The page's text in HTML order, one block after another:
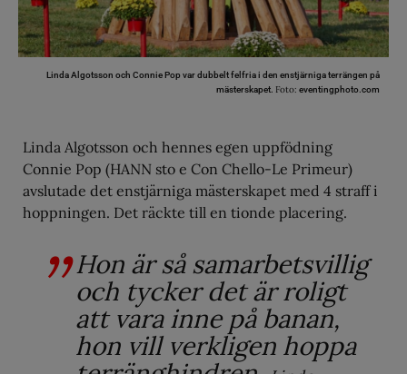
Linda Algotsson och Connie Pop var dubbelt felfria i den enstjärniga terrängen på
mästerskapet. Foto: eventingphoto.com
Linda Algotsson och hennes egen uppfödning
Connie Pop (HANN sto e Con Chello-Le Primeur)
avslutade det enstjärniga mästerskapet med 4 straff i
hoppningen. Det räckte till en tionde placering.
Hon är så samarbetsvillig
och tycker det är roligt
att vara inne på banan,
hon vill verkligen hoppa